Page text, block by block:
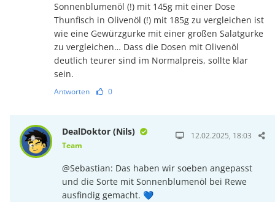
Sonnenblumenöl (!) mit 145g mit einer Dose
Thunfisch in Olivenöl (!) mit 185g zu vergleichen ist
wie eine Gewürzgurke mit einer großen Salatgurke
zu vergleichen… Dass die Dosen mit Olivenöl
deutlich teurer sind im Normalpreis, sollte klar
sein.
Antworten 0
DealDoktor (Nils)
Team
12.02.2025, 18:03
@Sebastian: Das haben wir soeben angepasst
und die Sorte mit Sonnenblumenöl bei Rewe
ausfindig gemacht. 💙